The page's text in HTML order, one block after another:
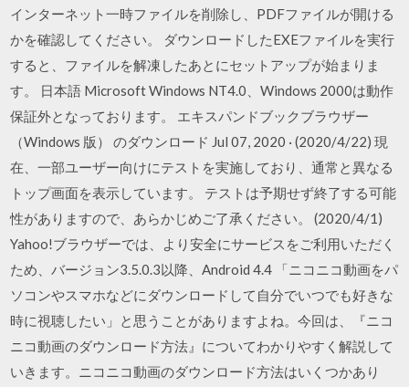
インターネット一時ファイルを削除し、PDFファイルが開ける
かを確認してください。 ダウンロードしたEXEファイルを実行
すると、ファイルを解凍したあとにセットアップが始まりま
す。 日本語 Microsoft Windows NT4.0、Windows 2000は動作
保証外となっております。 エキスパンドブックブラウザー
（Windows 版） のダウンロード Jul 07, 2020 · (2020/4/22) 現
在、一部ユーザー向けにテストを実施しており、通常と異なる
トップ画面を表示しています。 テストは予期せず終了する可能
性がありますので、あらかじめご了承ください。 (2020/4/1)
Yahoo!ブラウザーでは、より安全にサービスをご利用いただく
ため、バージョン3.5.0.3以降、Android 4.4 「ニコニコ動画をパ
ソコンやスマホなどにダウンロードして自分でいつでも好きな
時に視聴したい」と思うことがありますよね。今回は、『ニコ
ニコ動画のダウンロード方法』についてわかりやすく解説して
いきます。ニコニコ動画のダウンロード方法はいくつかあり